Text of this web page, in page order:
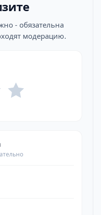
- обязательна
модерацию.